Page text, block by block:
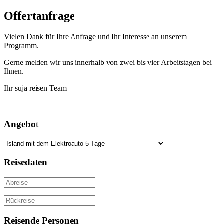
Offertanfrage
Vielen Dank für Ihre Anfrage und Ihr Interesse an unserem
Programm.
Gerne melden wir uns innerhalb von zwei bis vier Arbeitstagen bei
Ihnen.
Ihr suja reisen Team
Angebot
Reisedaten
Reisende Personen